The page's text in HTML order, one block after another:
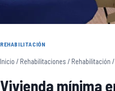
REHABILITACIÓN
Inicio / Rehabilitaciones / Rehabilitación /
Vivienda mínima